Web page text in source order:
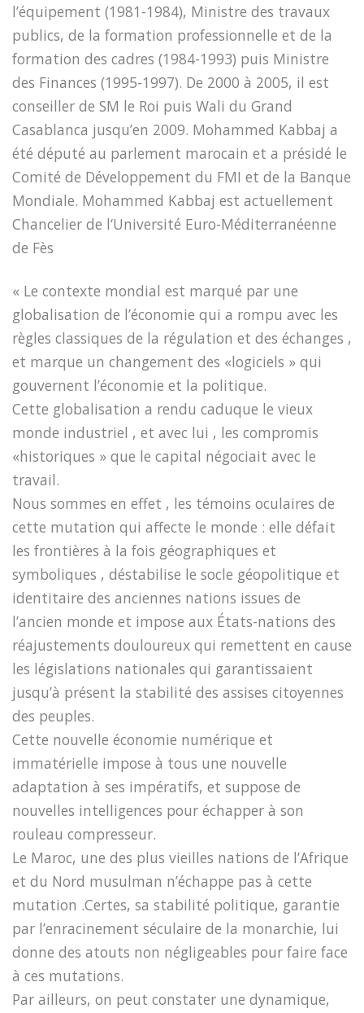
l’équipement (1981-1984), Ministre des travaux
publics, de la formation professionnelle et de la
formation des cadres (1984-1993) puis Ministre
des Finances (1995-1997). De 2000 à 2005, il est
conseiller de SM le Roi puis Wali du Grand
Casablanca jusqu’en 2009. Mohammed Kabbaj a
été député au parlement marocain et a présidé le
Comité de Développement du FMI et de la Banque
Mondiale. Mohammed Kabbaj est actuellement
Chancelier de l‘Université Euro-Méditerranéenne
de Fès
« Le contexte mondial est marqué par une
globalisation de l’économie qui a rompu avec les
règles classiques de la régulation et des échanges ,
et marque un changement des «logiciels » qui
gouvernent l’économie et la politique.
Cette globalisation a rendu caduque le vieux
monde industriel , et avec lui , les compromis
«historiques » que le capital négociait avec le
travail.
Nous sommes en effet , les témoins oculaires de
cette mutation qui affecte le monde : elle défait
les frontières à la fois géographiques et
symboliques , déstabilise le socle géopolitique et
identitaire des anciennes nations issues de
l’ancien monde et impose aux États-nations des
réajustements douloureux qui remettent en cause
les législations nationales qui garantissaient
jusqu’à présent la stabilité des assises citoyennes
des peuples.
Cette nouvelle économie numérique et
immatérielle impose à tous une nouvelle
adaptation à ses impératifs, et suppose de
nouvelles intelligences pour échapper à son
rouleau compresseur.
Le Maroc, une des plus vieilles nations de l’Afrique
et du Nord musulman n’échappe pas à cette
mutation .Certes, sa stabilité politique, garantie
par l’enracinement séculaire de la monarchie, lui
donne des atouts non négligeables pour faire face
à ces mutations.
Par ailleurs, on peut constater une dynamique,